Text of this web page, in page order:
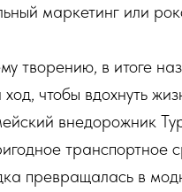
маркетинг или
творению, в итоге
чтобы вдохнуть
внедорожник
транспортное
превращалась в